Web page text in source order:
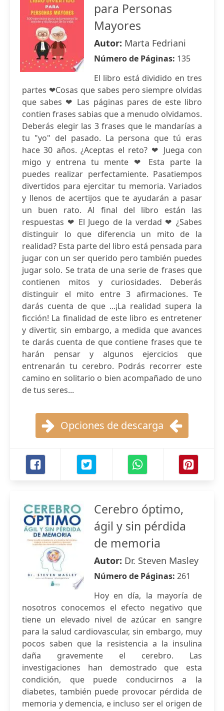
para Personas
Mayores
Autor: Marta Fedriani
Número de Páginas: 135
El libro está dividido en tres
partes ❤Cosas que sabes pero siempre olvidas
que sabes ❤ Las páginas pares de este libro
contien frases sabias que a menudo olvidamos.
Deberás elegir las 3 frases que le mandarías a
tu "yo" del pasado. La persona que tú eras
hace 30 años. ¿Aceptas el reto? ❤ Juega con
migo y entrena tu mente ❤ Esta parte la
puedes realizar perfectamiente. Pasatiempos
divertidos para ejercitar tu memoria. Variados
y llenos de acertijos que te ayudarán a pasar
un buen rato. Al final del libro están las
respuestas ❤ El Juego de la verdad ❤ ¿Sabes
distinguir lo que diferencia un mito de la
realidad? Esta parte del libro está pensada para
jugar con un ser querido pero también puedes
jugar solo. Se trata de una serie de frases que
contienen mitos y curiosidades. Deberás
distinguir el mito entre 3 afirmaciones. Te
darás cuenta de que ...¡La realidad supera la
ficción! La finalidad de este libro es entretener
y divertir, sin embargo, a medida que avances
te darás cuenta de que contiene frases que te
harán pensar y algunos ejercicios que
entrenarán tu cerebro. Podrás recorrer este
camino en solitario o bien acompañado de uno
de tus seres...
Opciones de descarga
Cerebro óptimo,
ágil y sin pérdida
de memoria
Autor: Dr. Steven Masley
Número de Páginas: 261
Hoy en día, la mayoría de
nosotros conocemos el efecto negativo que
tiene un elevado nivel de azúcar en sangre
para la salud cardiovascular, sin embargo, muy
pocos saben que la resistencia a la insulina
daña gravemente el cerebro. Las
investigaciones han demostrado que esta
condición, que puede conducirnos a la
diabetes, también puede provocar pérdida de
memoria y demencia, e incluso ser el origen de